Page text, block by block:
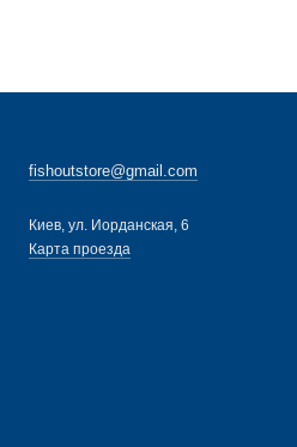
fishoutstore@gmail.com
Киев, ул. Иорданская, 6
Карта проезда